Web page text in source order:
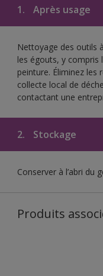
1. Après usage
Nettoyage des outils
les égouts, y compris
peinture. Éliminez les
collecte local de
contactant une
2. Stockage
Conserver à l’abri du
Produits